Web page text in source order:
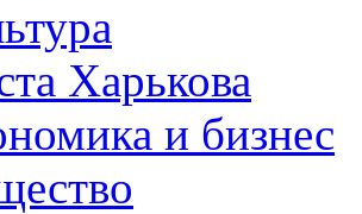
Харькова
и бизнес